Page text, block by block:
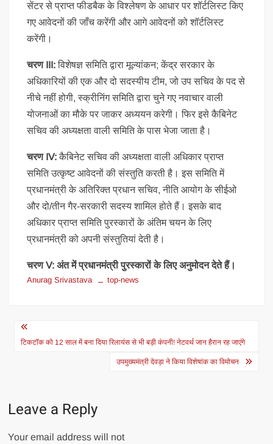
सेंटर से प्राप्त फीडबैक के विश्लेषण के आधार पर शॉर्टलिस्ट किए
गए आवेदनों की जाँच करेंगी और आगे आवेदनों को शॉर्टलिस्ट
करेंगी।
चरण III:विशेषज्ञ समिति द्वारा मूल्यांकन; केंद्र सरकार के
अधिकारियों की एक और दो सदस्यीय टीम, जो उप सचिव के पद से
नीचे नहीं होगी, स्क्रीनिंग समिति द्वारा चुने गए नवाचार वाली
योजनाओं का मौके पर जाकर अध्ययन करेगी। फिर इसे कैबिनेट
सचिव की अध्यक्षता वाली समिति के पास भेजा जाता है।
चरण IV:कैबिनेट सचिव की अध्यक्षता वाली अधिकार प्राप्त
समिति उत्कृष्ट आवेदनों की संस्तुति करती है। इस समिति में
प्रधानमंत्री के अतिरिक्त प्रधान सचिव, नीति आयोग के सीईओ
और दो/तीन गैर-सरकारी सदस्य शामिल होते हैं। इसके बाद
अधिकार प्राप्त समिति पुरस्कारों के अंतिम चयन के लिए
प्रधानमंत्री को अपनी संस्तुतियां देती है।
चरण V: अंत में प्रधानमंत्री पुरस्कारों के लिए अनुमोदन देते हैं।
Anurag Srivastava top-news
Post
navigation
टिकटॉक को 12 साल में बना दिया रिलायंस से भी बड़ी कंपनी! नेटवर्थ जान हैरान रह जाएंगे
उपमुख्यमंत्री देवड़ा ने किया विशेषांक का विमोचन
Leave a Reply
Your email address will not